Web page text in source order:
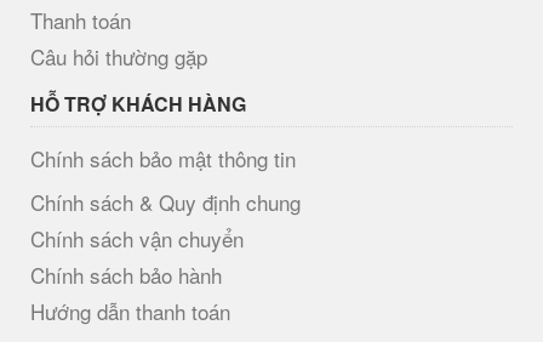
Thanh toán
Câu hỏi thường gặp
HỖ TRỢ KHÁCH HÀNG
Chính sách bảo mật thông tin
Chính sách & Quy định chung
Chính sách vận chuyển
Chính sách bảo hành
Hướng dẫn thanh toán